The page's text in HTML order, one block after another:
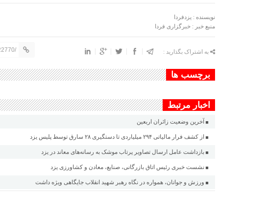
نویسنده : یزدفردا
منبع خبر : خبرگزاری فردا
به اشتراک بگذارید :
برچسب ها
اخبار مرتبط
آخرین وضعیت زائران اربعین
از کشف فرار مالیاتی ۲۹۴ میلیاردی تا دستگیری ۲۸ سارق توسط پلیس یزد
بازداشت عامل ارسال تصاویر پرتاب موشک به رسانه‌های معاند در یزد
نشست خبری رئیس اتاق بازرگانی، صنایع، معادن و کشاورزی یزد
ورزش و جوانان، همواره در نگاه رهبر شهید انقلاب جایگاهی ویژه داشت